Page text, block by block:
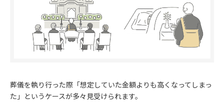
葬儀を執り行った際「想定していた金額よりも高くなってしまっ
た」というケースが多々見受けられます。